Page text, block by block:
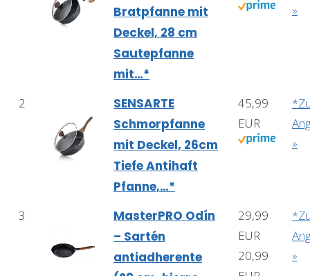
Bratpfanne mit
Deckel, 28 cm
Sautepfanne
mit…*
»
2
SENSARTE
Schmorpfanne
mit Deckel, 26cm
Tiefe Antihaft
Pfanne,…*
45,99
EUR
»
3
MasterPRO Odín
– Sartén
antiadherente
29,99
EUR
20,99
»